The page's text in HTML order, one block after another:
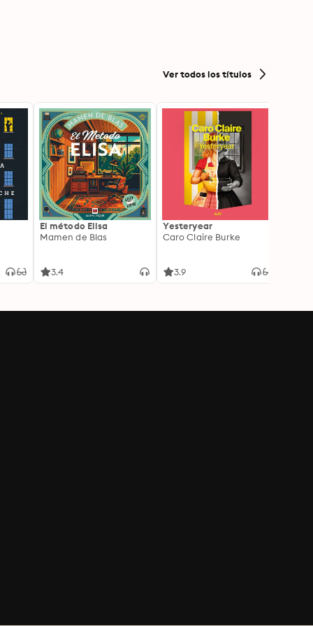
Ver todos los títulos
El método Elisa
Mamen de Blas
3.4
Yesteryear
Caro Claire Burke
3.9